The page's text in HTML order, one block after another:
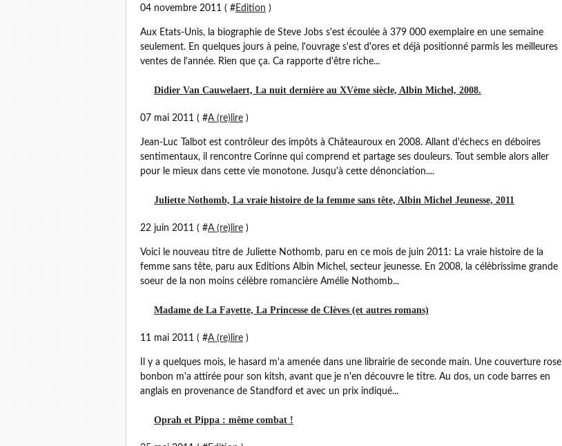
04 novembre 2011 ( #Edition )
Aux Etats-Unis, la biographie de Steve Jobs s'est écoulée à 379 000 exemplaire en une semaine
seulement. En quelques jours à peine, l'ouvrage s'est d'ores et déjà positionné parmis les meilleures
ventes de l'année. Rien que ça. Ca rapporte d'être riche...
Didier Van Cauwelaert, La nuit dernière au XVème siècle, Albin Michel, 2008.
07 mai 2011 ( #A (re)lire )
Jean-Luc Talbot est contrôleur des impôts à Châteauroux en 2008. Allant d'échecs en déboires
sentimentaux, il rencontre Corinne qui comprend et partage ses douleurs. Tout semble alors aller
pour le mieux dans cette vie monotone. Jusqu'à cette dénonciation....
Juliette Nothomb, La vraie histoire de la femme sans tête, Albin Michel Jeunesse, 2011
22 juin 2011 ( #A (re)lire )
Voici le nouveau titre de Juliette Nothomb, paru en ce mois de juin 2011: La vraie histoire de la
femme sans tête, paru aux Editions Albin Michel, secteur jeunesse. En 2008, la célèbrissime grande
soeur de la non moins célèbre romancière Amélie Nothomb...
Madame de La Fayette, La Princesse de Clèves (et autres romans)
11 mai 2011 ( #A (re)lire )
Il y a quelques mois, le hasard m'a amenée dans une librairie de seconde main. Une couverture rose
bonbon m'a attirée pour son kitsh, avant que je n'en découvre le titre. Au dos, un code barres en
anglais en provenance de Standford et avec un prix indiqué...
Oprah et Pippa : même combat !